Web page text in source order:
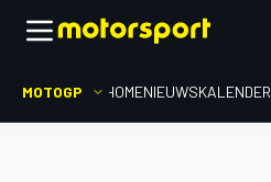
MOTOGP HOMENIEUWSKALENDER